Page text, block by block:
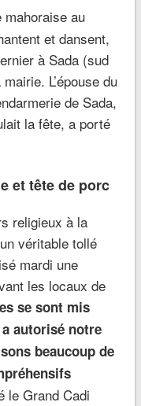
mahoraise au
et dansent,
à Sada (sud
L’épouse du
de Sada,
la fête, a porté
et tête de porc
religieux à la
véritable tollé
mardi une
les locaux de
se sont mis
autorisé notre
beaucoup de
le Grand Cadi